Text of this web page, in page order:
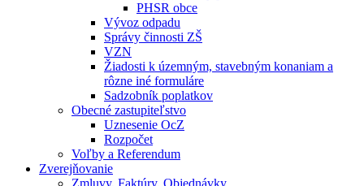
PHSR obce
Vývoz odpadu
Správy činnosti ZŠ
VZN
Žiadosti k územným, stavebným konaniam a
rôzne iné formuláre
Sadzobník poplatkov
Obecné zastupiteľstvo
Uznesenie OcZ
Rozpočet
Voľby a Referendum
Zverejňovanie
Zmluvy, Faktúry, Objednávky